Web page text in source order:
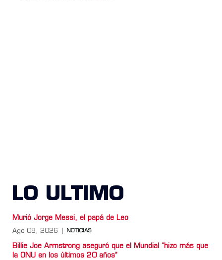
LO ULTIMO
Murió Jorge Messi, el papá de Leo
Ago 08, 2026 NOTICIAS
Billie Joe Armstrong aseguró que el Mundial “hizo más que
la ONU en los últimos 20 años”